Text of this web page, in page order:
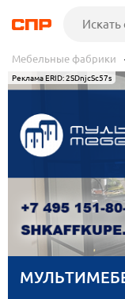
Мебельные фабрики
Реклама ERID: 2SDnjcSc57s